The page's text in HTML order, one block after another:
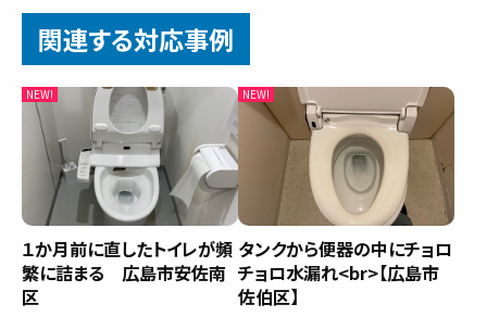
関連する対応事例
１か月前に直したトイレが頻
繁に詰まる 広島市安佐南
区
タンクから便器の中にチョロ
チョロ水漏れ<br>【広島市
佐伯区】